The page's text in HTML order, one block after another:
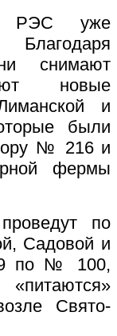
РЭС уже
снимают
новые
и
были
№ 216 и
фермы
по
Садовой и
по № 100,
Свято-